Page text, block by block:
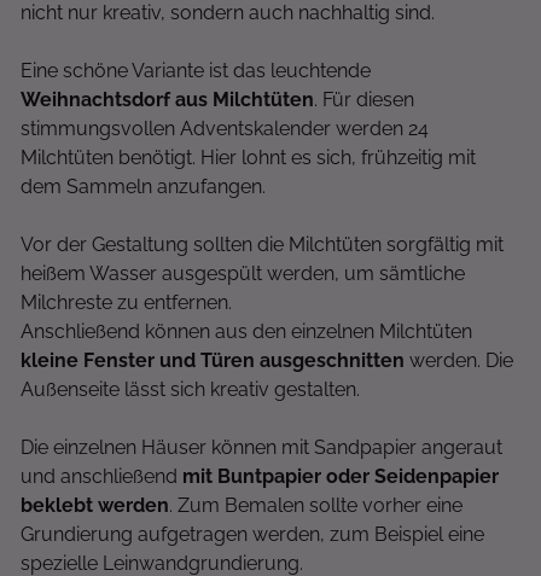
nicht nur kreativ, sondern auch nachhaltig sind.
Eine schöne Variante ist das leuchtende
Weihnachtsdorf aus Milchtüten. Für diesen
stimmungsvollen Adventskalender werden 24
Milchtüten benötigt. Hier lohnt es sich, frühzeitig mit
dem Sammeln anzufangen.
Vor der Gestaltung sollten die Milchtüten sorgfältig mit
heißem Wasser ausgespült werden, um sämtliche
Milchreste zu entfernen.
Anschließend können aus den einzelnen Milchtüten
kleine Fenster und Türen ausgeschnitten werden. Die
Außenseite lässt sich kreativ gestalten.
Die einzelnen Häuser können mit Sandpapier angeraut
und anschließend mit Buntpapier oder Seidenpapier
beklebt werden. Zum Bemalen sollte vorher eine
Grundierung aufgetragen werden, zum Beispiel eine
spezielle Leinwandgrundierung.